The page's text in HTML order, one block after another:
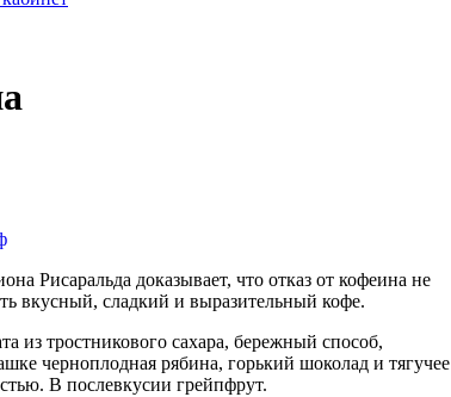
Рисаральда доказывает, что отказ от кофеина не
вкусный, сладкий и выразительный кофе.
из тростникового сахара, бережный способ,
черноплодная рябина, горький шоколад и тягучее
В послевкусии грейпфрут.